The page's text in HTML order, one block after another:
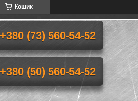
Кошик
+380 (73) 560-54-52
+380 (50) 560-54-52